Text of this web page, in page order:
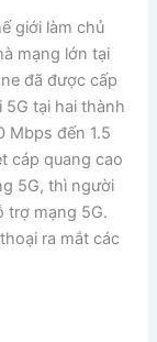
giới làm chủ
mạng lớn tại
đã được cấp
tại hai thành
Mbps đến 1.5
cáp quang cao
5G, thì người
trợ mạng 5G.
ra mắt các